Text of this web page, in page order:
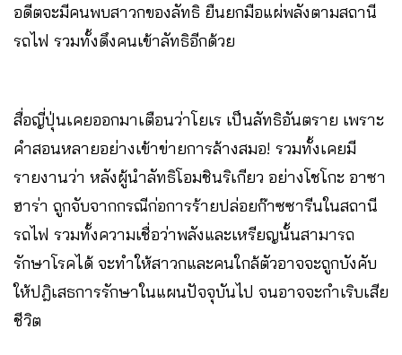
อดีตจะมีคนพบสาวกของลัทธิ ยืนยกมือแผ่พลังตามสถานี
รถไฟ รวมทั้งดึงคนเข้าลัทธิอีกด้วย
สื่อญี่ปุ่นเคยออกมาเตือนว่าโยเร เป็นลัทธิอันตราย เพราะ
คำสอนหลายอย่างเข้าข่ายการล้างสมอ! รวมทั้งเคยมี
รายงานว่า หลังผู้นำลัทธิโอมชินริเกียว อย่างโชโกะ อาซา
ฮาร่า ถูกจับจากกรณีก่อการร้ายปล่อยก๊าซซารีนในสถานี
รถไฟ รวมทั้งความเชื่อว่าพลังและเหรียญนั้นสามารถ
รักษาโรคได้ จะทำให้สาวกและคนใกล้ตัวอาจจะถูกบังคับ
ให้ปฎิเสธการรักษาในแผนปัจจุบันไป จนอาจจะกำเริบเสีย
ชีวิต